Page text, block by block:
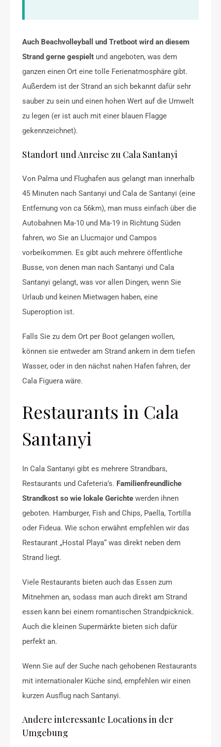
Auch Beachvolleyball und Tretboot wird an diesem
Strand gerne gespielt und angeboten, was dem
ganzen einen Ort eine tolle Ferienatmosphäre gibt.
Außerdem ist der Strand an sich bekannt dafür sehr
sauber zu sein und einen hohen Wert auf die Umwelt
zu legen (er ist auch mit einer blauen Flagge
gekennzeichnet).
Standort und Anreise zu Cala Santanyi
Von Palma und Flughafen aus gelangt man innerhalb
45 Minuten nach Santanyi und Cala de Santanyi (eine
Entfernung von ca 56km), man muss einfach über die
Autobahnen Ma-10 und Ma-19 in Richtung Süden
fahren, wo Sie an Llucmajor und Campos
vorbeikommen. Es gibt auch mehrere öffentliche
Busse, von denen man nach Santanyi und Cala
Santanyi gelangt, was vor allen Dingen, wenn Sie
Urlaub und keinen Mietwagen haben, eine
Superoption ist.
Falls Sie zu dem Ort per Boot gelangen wollen,
können sie entweder am Strand ankern in dem tiefen
Wasser, oder in den nächst nahen Hafen fahren, der
Cala Figuera wäre.
Restaurants in Cala
Santanyi
In Cala Santanyi gibt es mehrere Strandbars,
Restaurants und Cafeteria’s. Familienfreundliche
Strandkost so wie lokale Gerichte werden ihnen
geboten. Hamburger, Fish and Chips, Paella, Tortilla
oder Fideua. Wie schon erwähnt empfehlen wir das
Restaurant „Hostal Playa“ was direkt neben dem
Strand liegt.
Viele Restaurants bieten auch das Essen zum
Mitnehmen an, sodass man auch direkt am Strand
essen kann bei einem romantischen Strandpicknick.
Auch die kleinen Supermärkte bieten sich dafür
perfekt an.
Wenn Sie auf der Suche nach gehobenen Restaurants
mit internationaler Küche sind, empfehlen wir einen
kurzen Ausflug nach Santanyi.
Andere interessante Locations in der
Umgebung